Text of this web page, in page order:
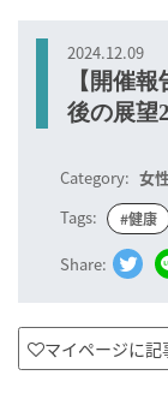
2024.12.09
【開催
後の展望
Category: 女
Tags:
#健康
Share:
マイページに記